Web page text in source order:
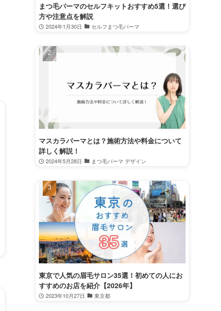
まつ毛パーマのセルフキットおすすめ5選！選び
方や注意点を解説
2024年1月30日 セルフまつ毛パーマ
マスカラパーマとは？施術方法や料金について
詳しく解説！
2024年5月28日 まつ毛パーマ デザイン
東京で人気の眉毛サロン35選！初めての人にお
すすめのお店を紹介【2026年】
2023年10月27日 東京都